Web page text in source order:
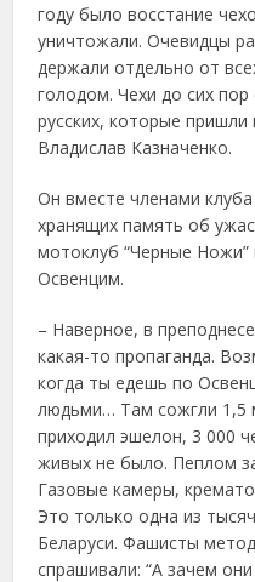
году было восстание
уничтожали. Очевидцы
держали отдельно от
голодом. Чехи до сих
русских, которые
Владислав Казначенко.
Он вместе членами
хранящих память об
мотоклуб “Черные Ножи”
Освенцим.
– Наверное, в
какая-то пропаганда.
когда ты едешь по
людьми… Там сожгли 1,5
приходил эшелон, 3 000
живых не было. Пеплом
Газовые камеры,
Это только одна из
Беларуси. Фашисты
спрашивали: “А зачем